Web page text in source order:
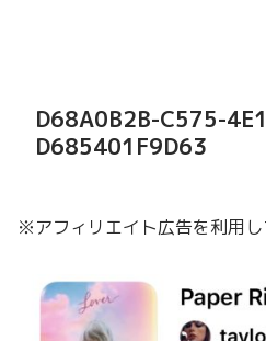
D68A0B2B-C575-
D685401F9D63
※アフィリエイト広告を利用し